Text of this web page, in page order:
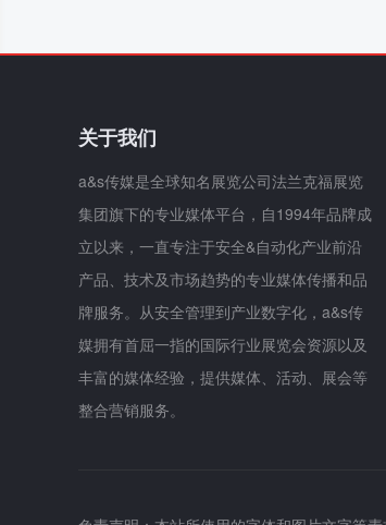
关于我们
a&s传媒是全球知名展览公司法兰克福展览
集团旗下的专业媒体平台，自1994年品牌成
立以来，一直专注于安全&自动化产业前沿
产品、技术及市场趋势的专业媒体传播和品
牌服务。从安全管理到产业数字化，a&s传
媒拥有首屈一指的国际行业展览会资源以及
丰富的媒体经验，提供媒体、活动、展会等
整合营销服务。